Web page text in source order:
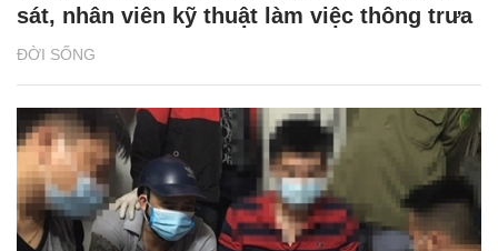
ĐỜI SỐNG
sát, nhân viên kỹ thuật làm việc thông trưa